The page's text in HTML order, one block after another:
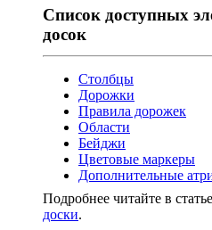
Список доступных
досок
Столбцы
Дорожки
Правила дорожек
Области
Бейджи
Цветовые маркеры
Дополнительные
Подробнее читайте в статье
доски.